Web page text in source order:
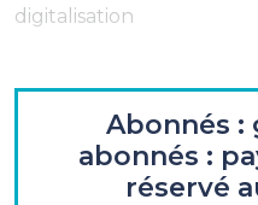
digitalisation
ENTRETIEN
Francis Perrin-
relations
Abonnés :
abonnés :
réservé